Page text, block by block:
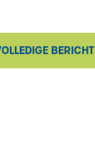
BERICHT